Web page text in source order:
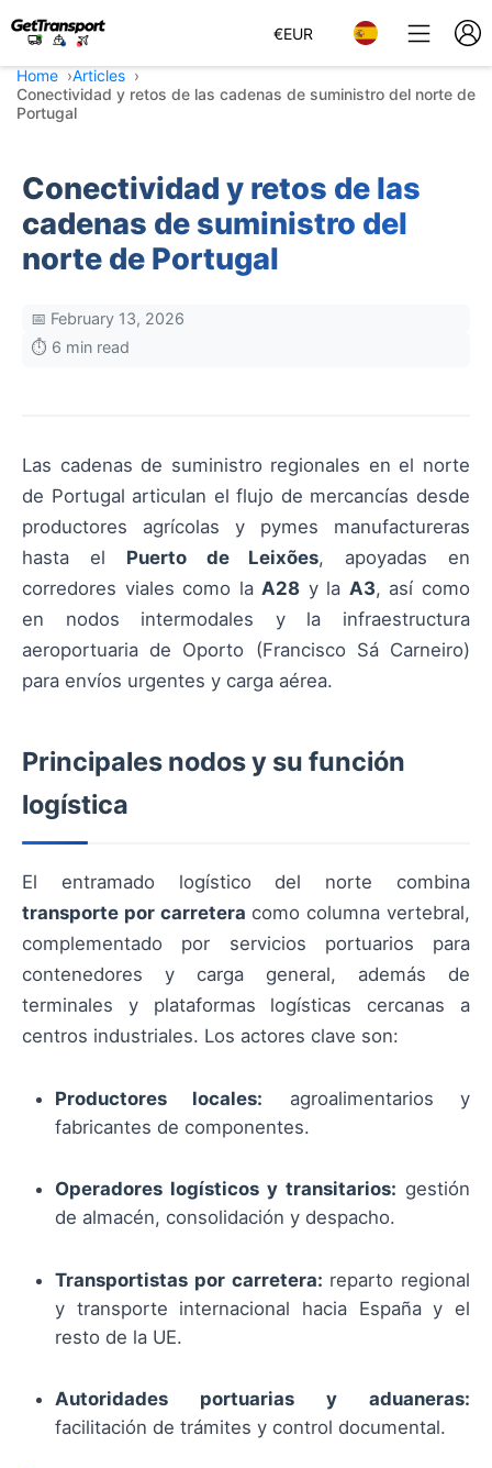
€EUR
Home
Articles
Conectividad y retos de las cadenas de suministro del norte de
Portugal
Conectividad y retos de las
cadenas de suministro del
norte de Portugal
📅 February 13, 2026
⏱️ 6 min read
Las cadenas de suministro regionales en el norte
de Portugal articulan el flujo de mercancías desde
productores agrícolas y pymes manufactureras
hasta el Puerto de Leixões, apoyadas en
corredores viales como laA28 y la A3, así como
en nodos intermodales y la infraestructura
aeroportuaria de Oporto (Francisco Sá Carneiro)
para envíos urgentes y carga aérea.
Principales nodos y su función
logística
El entramado logístico del norte combina
transporte por carretera como columna vertebral,
complementado por servicios portuarios para
contenedores y carga general, además de
terminales y plataformas logísticas cercanas a
centros industriales. Los actores clave son:
Productores locales: agroalimentarios y
fabricantes de componentes.
Operadores logísticos y transitarios: gestión
de almacén, consolidación y despacho.
Transportistas por carretera: reparto regional
y transporte internacional hacia España y el
resto de la UE.
Autoridades portuarias y aduaneras:
facilitación de trámites y control documental.